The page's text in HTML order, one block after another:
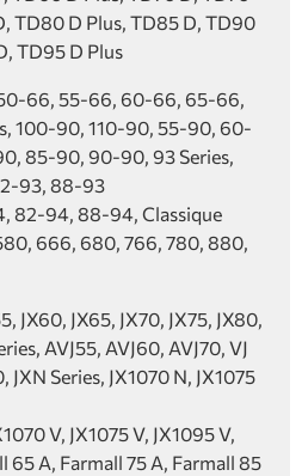
TD80 D Plus, TD85 D, TD90
TD95 D Plus
66, 55-66, 60-66, 65-66,
100-90, 110-90, 55-90, 60-
85-90, 90-90, 93 Series,
93, 88-93
82-94, 88-94, Classique
666, 680, 766, 780, 880,
JX60, JX65, JX70, JX75, JX80,
AVJ55, AVJ60, AVJ70, VJ
JXN Series, JX1070 N, JX1075
V, JX1075 V, JX1095 V,
65 A, Farmall 75 A, Farmall 85